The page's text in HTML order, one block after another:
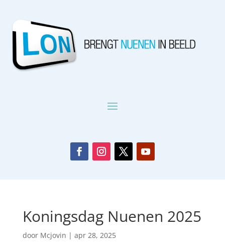
Koningsdag Nuenen 2025
door Mcjovin | apr 28, 2025